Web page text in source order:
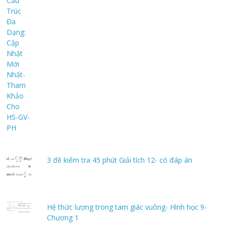
3 đề kiểm tra 45 phút Giải tích 12- có đáp án
Hệ thức lượng trong tam giác vuông- Hình học 9-
Chương 1